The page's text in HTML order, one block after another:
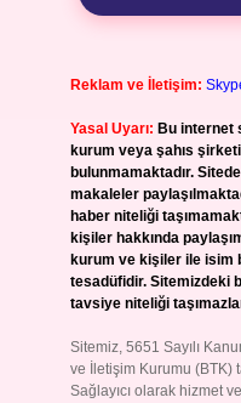
Reklam ve İletişim:
Yasal Uyarı: Bu internet
kurum veya şahıs
bulunmamaktadır. Sitede
makaleler
haber niteliği
kişiler hakkında
kurum ve kişiler ile isim
tesadüfidir. Sitemizdeki
tavsiye niteliği
Sitemiz, 5651 Sayılı
ve İletişim Kurumu (BTK)
Sağlayıcı olarak hizmet